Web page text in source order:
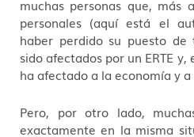
muchas personas que, más
personales (aquí está el
haber perdido su puesto
sido afectados por un ERTE
ha afectado a la economía y a
Pero, por otro lado,
exactamente en la misma